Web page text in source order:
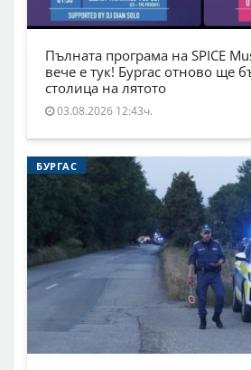
Пълната програма на SPICE
вече е тук! Бургас отново ще
столица на лятото
03.08.2026 12:43ч.
БУРГАС